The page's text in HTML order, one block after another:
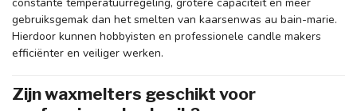
gebruiksgemak dan het smelten van kaarsenwas au bain-marie.
Hierdoor kunnen hobbyisten en professionele candle makers
efficiënter en veiliger werken.
Zijn waxmelters geschikt voor